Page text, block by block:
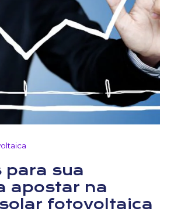
para sua
apostar na
fotovoltaica